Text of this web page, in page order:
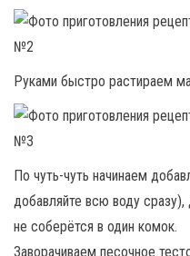
Руками быстро растираем
По чуть-чуть начинаем
добавляйте всю воду
не соберётся в один комок.
Заворачиваем песочное